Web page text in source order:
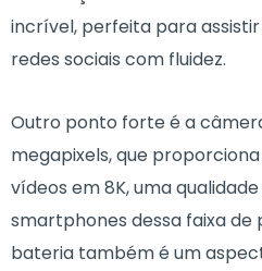
incrível, perfeita para
redes sociais com fluidez.
Outro ponto forte é a
megapixels, que
vídeos em 8K, uma
smartphones dessa faixa de
bateria também é um